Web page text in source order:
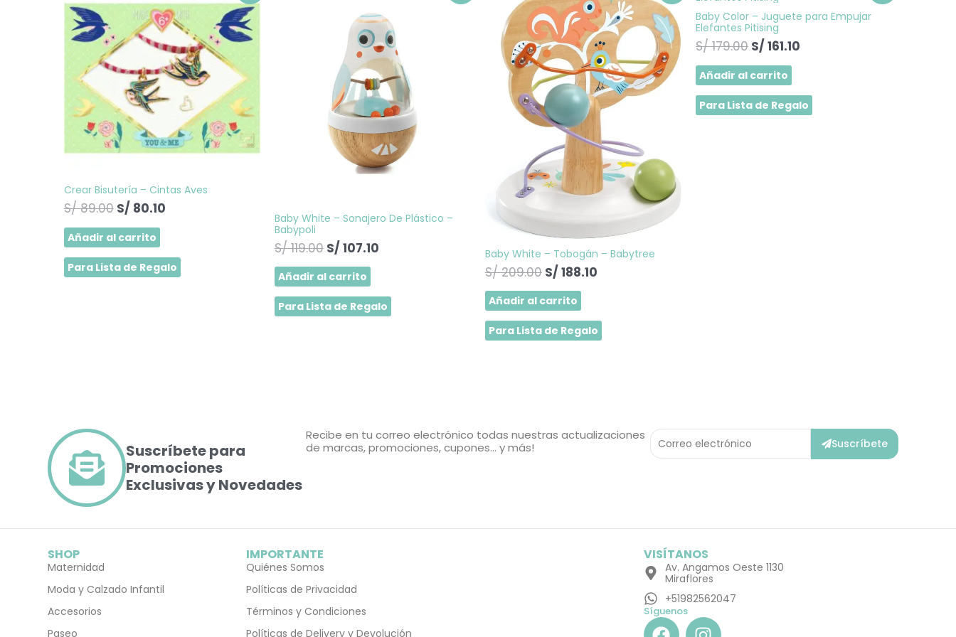
Crear Bisutería – Cintas Aves
S/89.00
original
era:
S/ 89.00.
S/ 80.10
actual
es:
S/ 80.10.
Añadir al carrito
Para Lista de Regalo
Baby White – Sonajero De Plástico –
Babypoli
S/119.00
original
era:
S/ 119.00.
S/ 107.10
actual
es:
S/ 107.10.
Añadir al carrito
Para Lista de Regalo
Baby White – Tobogán – Babytree
S/209.00
original
era:
S/ 209.00.
S/ 188.10
actual
es:
S/ 188.10.
Añadir al carrito
Para Lista de Regalo
Baby Color – Juguete para Empujar
Elefantes Pitising
S/179.00
original
era:
S/ 179.00.
S/ 161.10
actual
Añadir al carrito
Para Lista de Regalo
Suscríbete para
Promociones
Exclusivas y Novedades
Recibe en tu correo electrónico todas nuestras actualizaciones
de marcas, promociones, cupones... y más!
Correo
Electrónico
Suscríbete
SHOP
Maternidad
Moda y Calzado Infantil
Accesorios
Paseo
IMPORTANTE
Quiénes Somos
Políticas de Privacidad
Términos y Condiciones
Políticas de Delivery y Devolución
VISÍTANOS
Av. Angamos Oeste 1130
Miraflores
+51982562047
Síguenos
F I